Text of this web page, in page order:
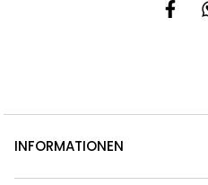
INFORMATIONEN